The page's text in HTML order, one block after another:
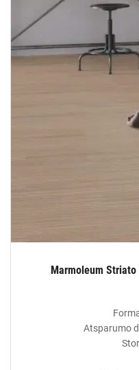
Marmoleum
Atsparumo